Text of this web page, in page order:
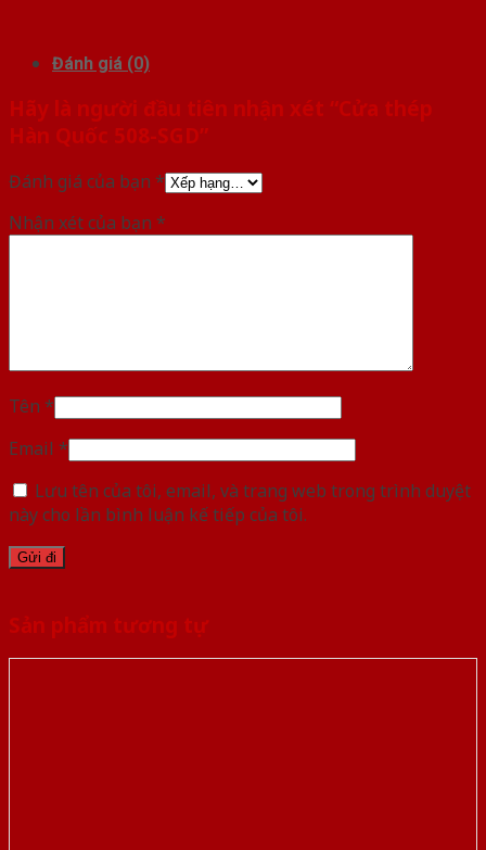
Đánh giá (0)
Hãy là người đầu tiên nhận xét “Cửa thép
Hàn Quốc 508-SGD”
Đánh giá của bạn *
Nhận xét của bạn *
Tên *
Email *
Lưu tên của tôi, email, và trang web trong trình duyệt
này cho lần bình luận kế tiếp của tôi.
Sản phẩm tương tự